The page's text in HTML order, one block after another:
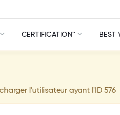
CERTIFICATION™ BEST
l'utilisateur ayant l'ID 576